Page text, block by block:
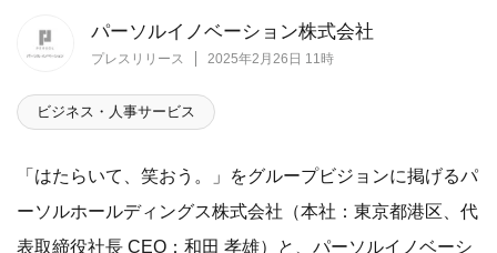
パーソルイノベーション株式会社
プレスリリース 2025年2月26日 11時
ビジネス・人事サービス
「はたらいて、笑おう。」をグループビジョンに掲げるパ
ーソルホールディングス株式会社（本社：東京都港区、代
表取締役社長 CEO：和田 孝雄）と、パーソルイノベーシ